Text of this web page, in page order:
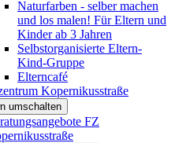
Naturfarben - selber machen
und los malen! Für Eltern und
Kinder ab 3 Jahren
Selbstorganisierte Eltern-
Kind-Gruppe
Elterncafé
Kopernikusstraße
umschalten
FZ